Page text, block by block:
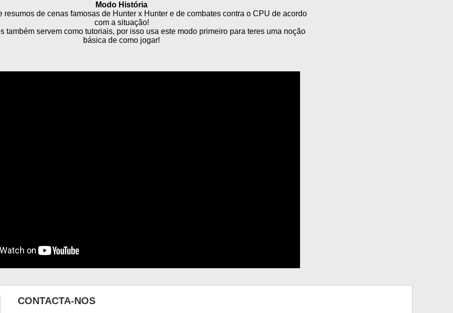
Modo História
resumos de cenas famosas de Hunter x Hunter e de combates contra o CPU de acordo
com a situação!
também servem como tutoriais, por isso usa este modo primeiro para teres uma noção
básica de como jogar!
CONTACTA-NOS